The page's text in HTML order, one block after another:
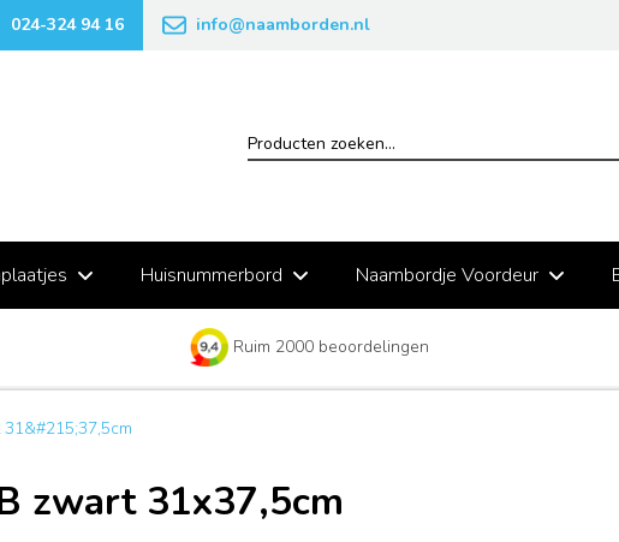
024-324 94 16 info@naamborden.nl
Huisnummerbord Naambordje Voordeur
Ruim 2000 beoordelingen
zwart 31x37,5cm